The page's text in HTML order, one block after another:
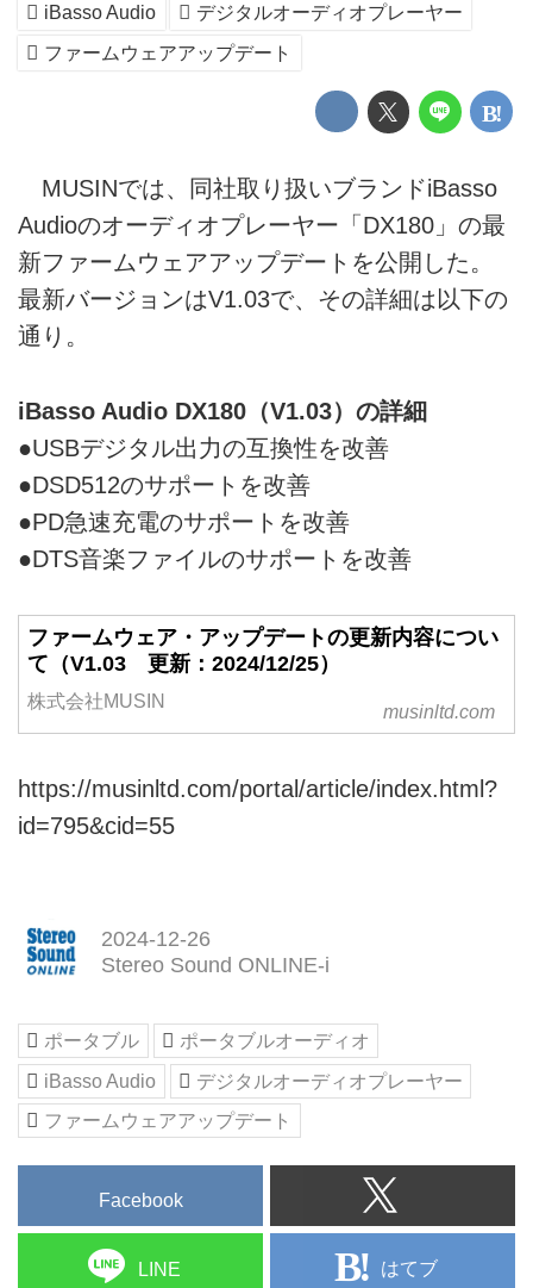
iBasso Audio
デジタルオーディオプレーヤー
ファームウェアアップデート
MUSINでは、同社取り扱いブランドiBasso
Audioのオーディオプレーヤー「DX180」の最
新ファームウェアアップデートを公開した。
最新バージョンはV1.03で、その詳細は以下の
通り。
iBasso Audio DX180（V1.03）の詳細
●USBデジタル出力の互換性を改善
●DSD512のサポートを改善
●PD急速充電のサポートを改善
●DTS音楽ファイルのサポートを改善
ファームウェア・アップデートの更新内容につい
て（V1.03 更新：2024/12/25）
株式会社MUSIN
musinltd.com
https://musinltd.com/portal/article/index.html?
id=795&cid=55
2024-12-26
Stereo Sound ONLINE-i
ポータブル
ポータブルオーディオ
iBasso Audio
デジタルオーディオプレーヤー
ファームウェアアップデート
Facebook
LINE はてブ